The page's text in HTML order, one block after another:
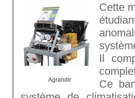
Agrandir
Cette
Il
Ce